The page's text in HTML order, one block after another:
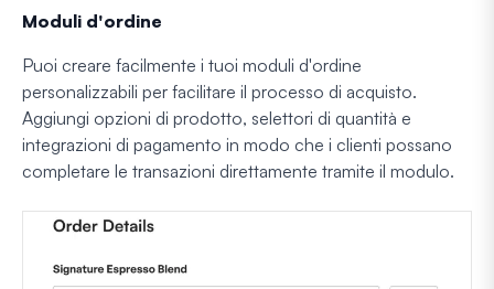
Moduli d'ordine
Puoi creare facilmente i tuoi moduli d'ordine
personalizzabili per facilitare il processo di acquisto.
Aggiungi opzioni di prodotto, selettori di quantità e
integrazioni di pagamento in modo che i clienti possano
completare le transazioni direttamente tramite il modulo.